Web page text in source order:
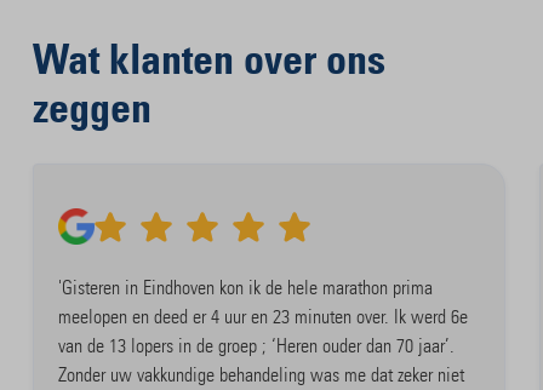
Wat klanten over ons
zeggen
'Gisteren in Eindhoven kon ik de hele marathon prima
meelopen en deed er 4 uur en 23 minuten over. Ik werd 6e
van de 13 lopers in de groep ; ‘Heren ouder dan 70 jaar’.
Zonder uw vakkundige behandeling was me dat zeker niet